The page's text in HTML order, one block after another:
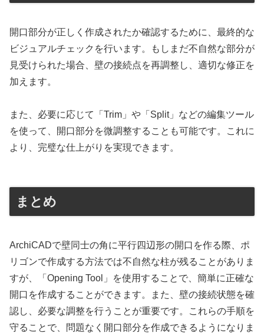
開口部分が正しく作成されたか確認するために、最終的な
ビジュアルチェックを行います。もしまだ不自然な部分が
見受けられた場合、壁の接続点を再調整し、適切な修正を
加えます。
また、必要に応じて「Trim」や「Split」などの編集ツール
を使って、開口部分を微調整することも可能です。これに
より、完璧な仕上がりを実現できます。
まとめ
ArchiCADで壁同士の角に平行四辺形の開口を作る際、ポ
リゴンで作成する方法では不自然な柱が残ることがありま
すが、「Opening Tool」を使用することで、簡単に正確な
開口を作成することができます。また、壁の接続状態を確
認し、必要な調整を行うことが重要です。これらの手順を
守ることで、問題なく開口部分を作成できるようになりま